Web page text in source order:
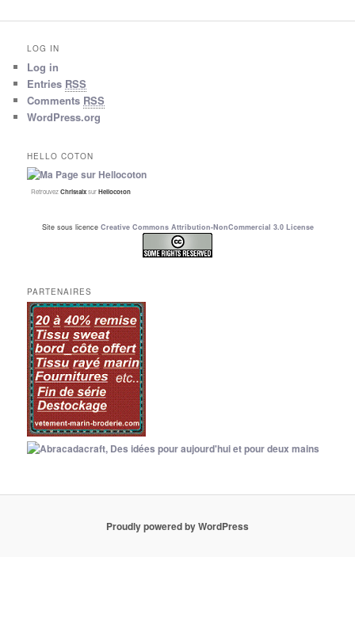
LOG IN
Log in
Entries RSS
Comments RSS
WordPress.org
HELLO COTON
RetrouvezChristalxsurHellocoton
Site sous licence Creative Commons Attribution-NonCommercial 3.0 License
PARTENAIRES
Proudly powered by WordPress